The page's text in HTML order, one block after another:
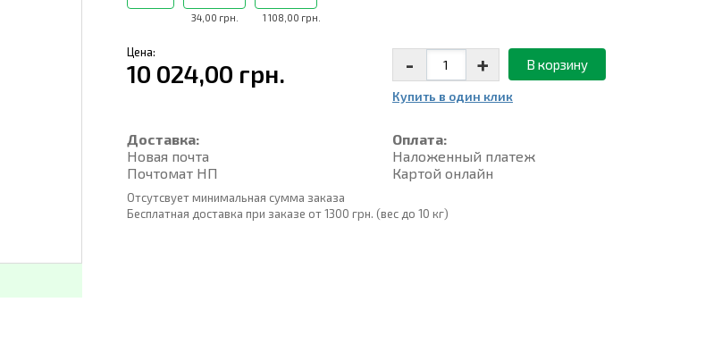
34,00 грн. 1 108,00 грн.
Цена:
10 024,00 грн. - + В корзину
Купить в один клик
Доставка:
Новая почта
Почтомат НП
Оплата:
Наложенный платеж
Картой онлайн
Отсутсвует минимальная сумма заказа
Бесплатная доставка при заказе от 1300 грн. (вес до 10 кг)